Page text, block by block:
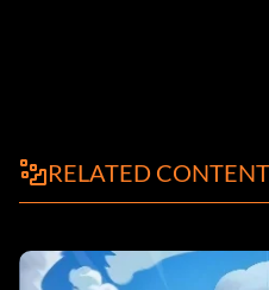
RELATED CONTENT